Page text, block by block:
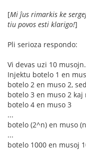
[Mi ĵus rimarkis ke
tiu povos esti klarigo!]
Pli serioza respondo:
Vi devas uzi 10 musojn.
Injektu botelo 1 en
botelo 2 en muso 2,
botelo 3 en muso 2 kaj
botelo 4 en muso 3
...
botelo (2^n) en muso
...
botelo 1000 en musoj